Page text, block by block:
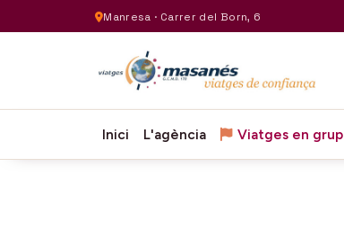
Manresa · Carrer del Born, 6
Inici L'agència Viatges en grup